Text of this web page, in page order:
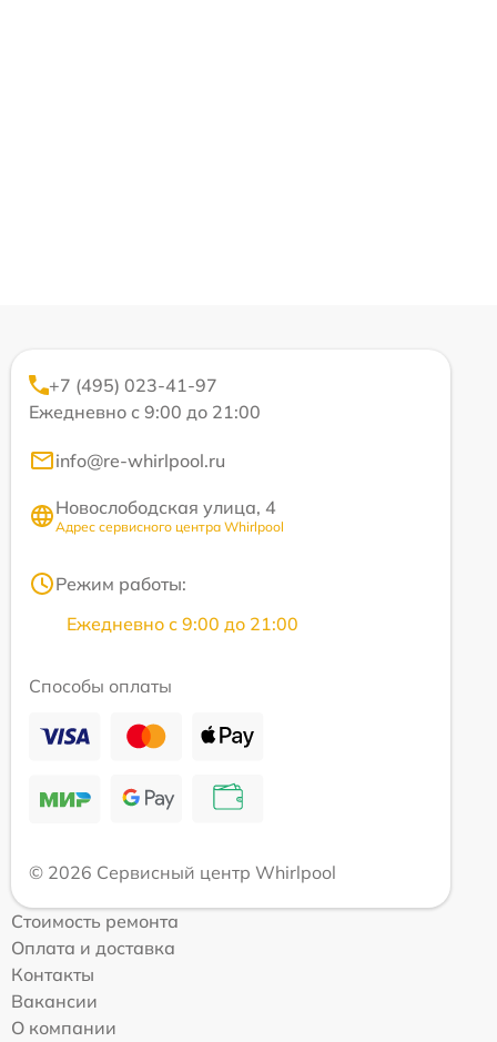
+7 (495) 023-41-97
Ежедневно с 9:00 до 21:00
info@re-whirlpool.ru
Новослободская улица, 4
Адрес сервисного центра Whirlpool
Режим работы:
Ежедневно с 9:00 до 21:00
Способы оплаты
© 2026 Сервисный центр Whirlpool
Стоимость ремонта
Оплата и доставка
Контакты
Вакансии
О компании